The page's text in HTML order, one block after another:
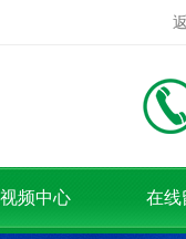
视频中心 在线